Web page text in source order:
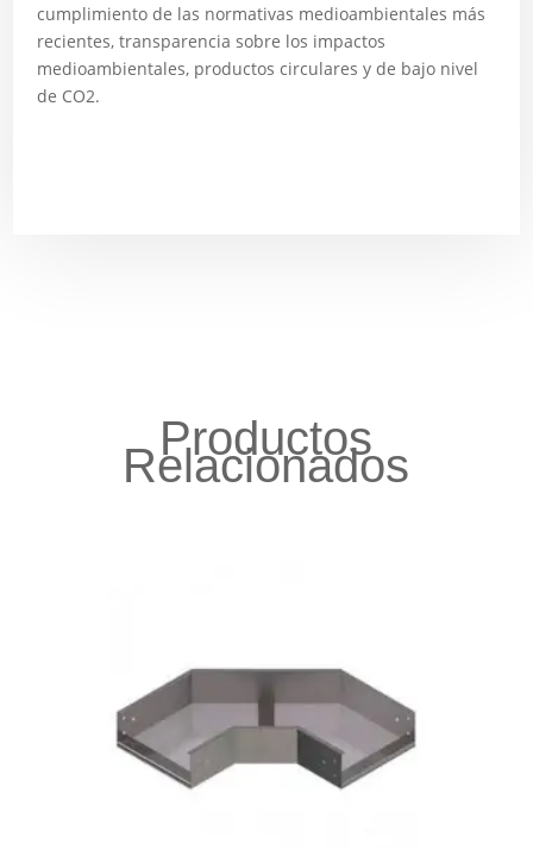
cumplimiento de las normativas medioambientales más
recientes, transparencia sobre los impactos
medioambientales, productos circulares y de bajo nivel
de CO2.
Productos
Relacionados